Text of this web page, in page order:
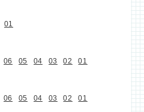
01
06 05 04 03 02 01
06 05 04 03 02 01